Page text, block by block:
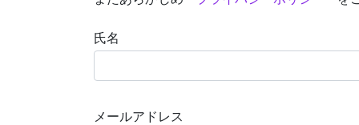
氏名
メールアドレス